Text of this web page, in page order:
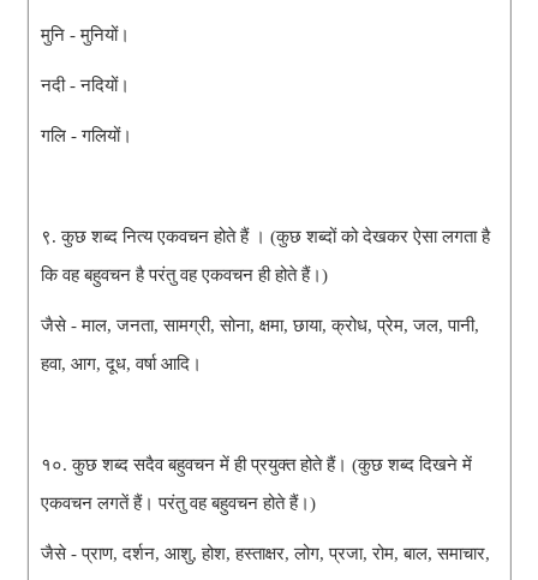
मुनि - मुनियों।
नदी - नदियों।
गलि - गलियों।
९. कुछ शब्द नित्य एकवचन होते हैं । (कुछ शब्दों को देखकर ऐसा लगता है
कि वह बहुवचन है परंतु वह एकवचन ही होते हैं।)
जैसे - माल, जनता, सामग्री, सोना, क्षमा, छाया, क्रोध, प्रेम, जल, पानी,
हवा, आग, दूध, वर्षा आदि।
१०. कुछ शब्द सदैव बहुवचन में ही प्रयुक्त होते हैं। (कुछ शब्द दिखने में
एकवचन लगतें हैं। परंतु वह बहुवचन होते हैं।)
जैसे - प्राण, दर्शन, आशु, होश, हस्ताक्षर, लोग, प्रजा, रोम, बाल, समाचार,